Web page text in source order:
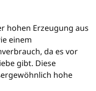
hohen Erzeugung aus
einem
da es vor
gibt. Diese
hohe